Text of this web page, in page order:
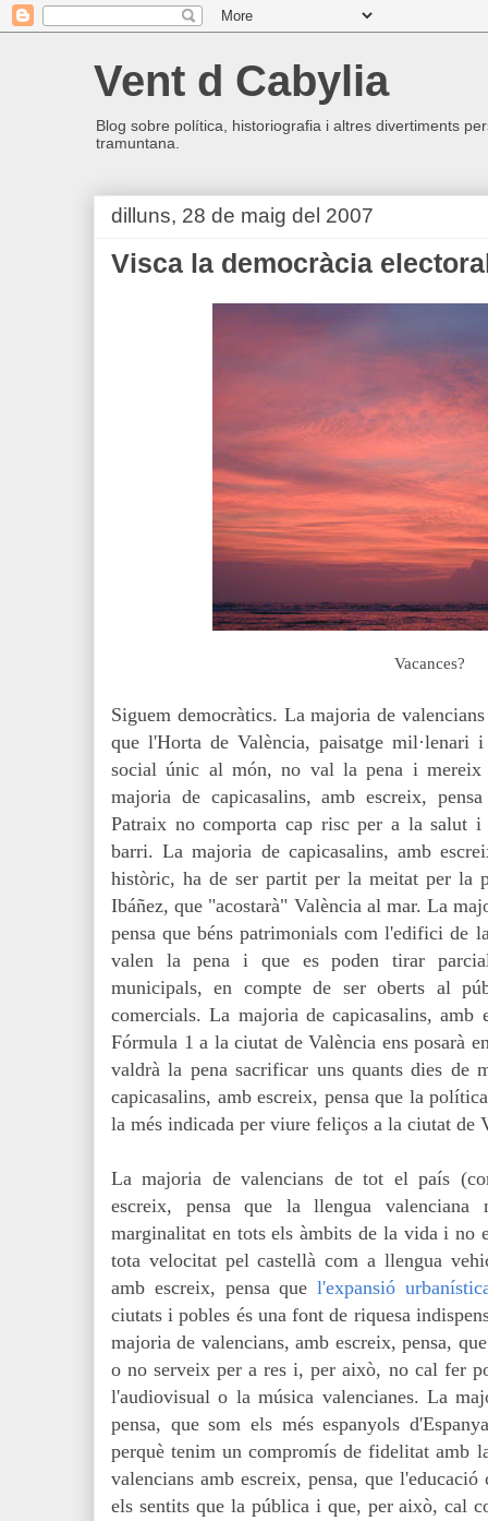
Vent d Cabylia
Blog sobre política, historiografia i altres divertiments
tramuntana.
dilluns, 28 de maig del 2007
Visca la democràcia
Vacances?
Siguem democràtics. La majoria de
que l'Horta de València, paisatge mil·lenari
social únic al món, no val la pena i
majoria de capicasalins, amb escreix,
Patraix no comporta cap risc per a la salut
barri. La majoria de capicasalins, amb
històric, ha de ser partit per la meitat per la
Ibáñez, que "acostarà" València al mar. La
pensa que béns patrimonials com l'edifici de
valen la pena i que es poden tirar
municipals, en compte de ser oberts al
comercials. La majoria de capicasalins, amb
Fórmula 1 a la ciutat de València ens posarà
valdrà la pena sacrificar uns quants dies de
capicasalins, amb escreix, pensa que la
la més indicada per viure feliços a la ciutat de
La majoria de valencians de tot el país
escreix, pensa que la llengua valenciana
marginalitat en tots els àmbits de la vida i no
tota velocitat pel castellà com a llengua
amb escreix, pensa quel'expansió
ciutats i pobles és una font de riquesa
majoria de valencians, amb escreix, pensa,
o no serveix per a res i, per això, no cal fer
l'audiovisual o la música valencianes. La
pensa, que som els més espanyols
perquè tenim un compromís de fidelitat amb
valencians amb escreix, pensa, que
els sentits que la pública i que, per això, cal